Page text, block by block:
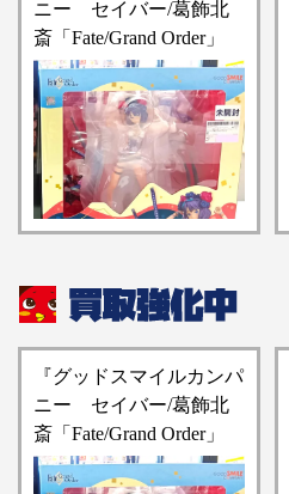
ニー セイバー/葛飾北
斎「Fate/Grand Order」
1/7スケールフィギュ
ア』買い取りさせていた
だきました！！【桃太郎
王国 大宮宮原店の買取
情報をお知らせします】
『グッドスマイルカンパ
ニー セイバー/葛飾北
斎「Fate/Grand Order」
1/7スケールフィギュ